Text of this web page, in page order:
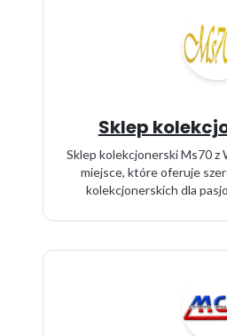
Sklep
Sklep kolekcjonerski Ms70 z
miejsce, które oferuje
kolekcjonerskich dla